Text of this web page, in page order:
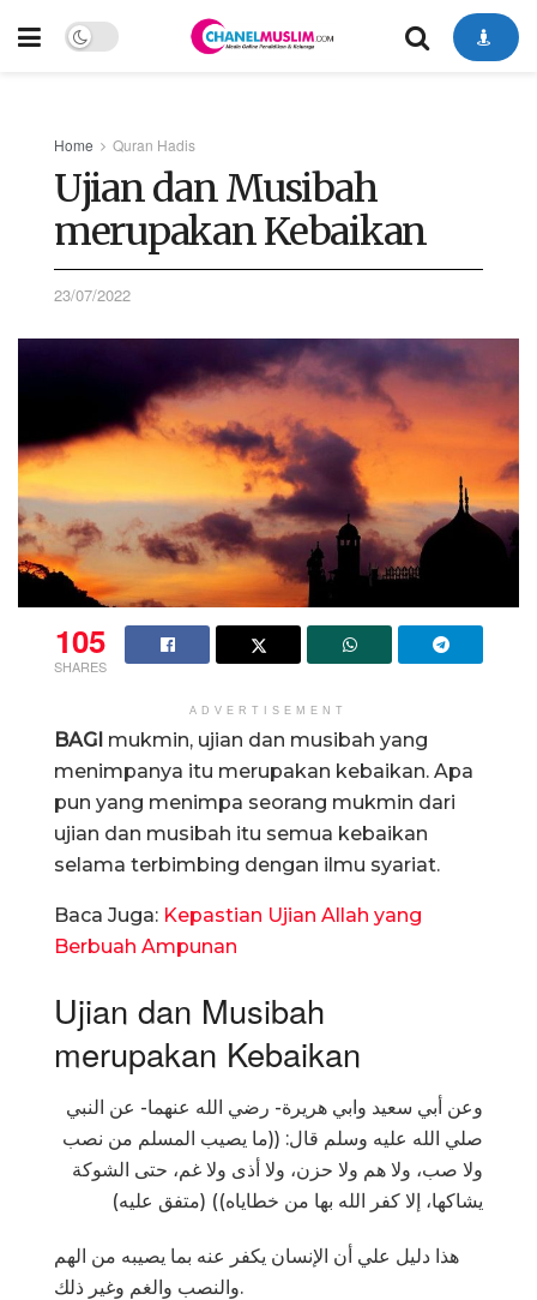
Home Quran Hadis
Ujian dan Musibah
merupakan Kebaikan
23/07/2022
105
SHARES
ADVERTISEMENT
BAGI mukmin, ujian dan musibah yang
menimpanya itu merupakan kebaikan. Apa
pun yang menimpa seorang mukmin dari
ujian dan musibah itu semua kebaikan
selama terbimbing dengan ilmu syariat.
Baca Juga: Kepastian Ujian Allah yang
Berbuah Ampunan
Ujian dan Musibah
merupakan Kebaikan
وعن أبي سعيد وابي هريرة- رضي الله عنهما- عن النبي
صلي الله عليه وسلم قال: ((ما يصيب المسلم من نصب
ولا صب، ولا هم ولا حزن، ولا أذى ولا غم، حتى الشوكة
يشاكها، إلا كفر الله بها من خطاياه)) (متفق عليه)
هذا دليل علي أن الإنسان يكفر عنه بما يصيبه من الهم
والنصب والغم وغير ذلك.